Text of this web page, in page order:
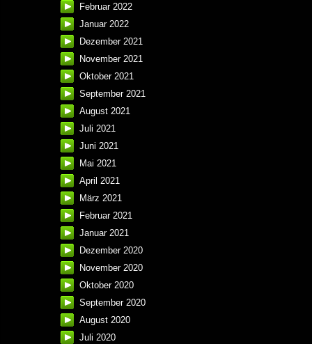
Februar 2022
Januar 2022
Dezember 2021
November 2021
Oktober 2021
September 2021
August 2021
Juli 2021
Juni 2021
Mai 2021
April 2021
März 2021
Februar 2021
Januar 2021
Dezember 2020
November 2020
Oktober 2020
September 2020
August 2020
Juli 2020